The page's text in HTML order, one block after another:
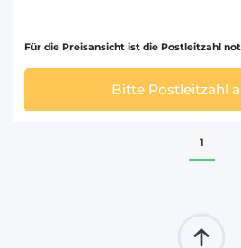
Für die Preisansicht ist die Postleitzahl
Bitte Postleitzahl
1